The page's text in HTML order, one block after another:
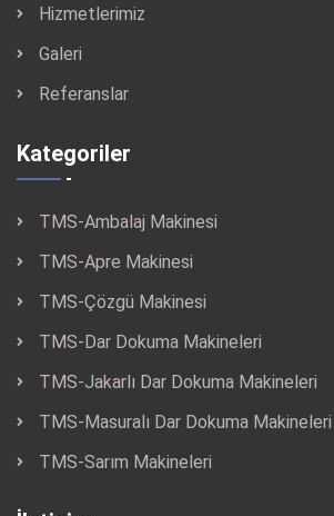
Hizmetlerimiz
Galeri
Referanslar
Kategoriler
TMS-Ambalaj Makinesi
TMS-Apre Makinesi
TMS-Çözgü Makinesi
TMS-Dar Dokuma Makineleri
TMS-Jakarlı Dar Dokuma Makineleri
TMS-Masuralı Dar Dokuma Makineleri
TMS-Sarım Makineleri